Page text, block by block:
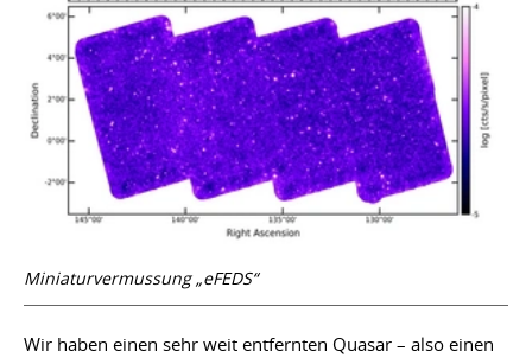
Miniaturvermussung „eFEDS“
Wir haben einen sehr weit entfernten Quasar – also einen